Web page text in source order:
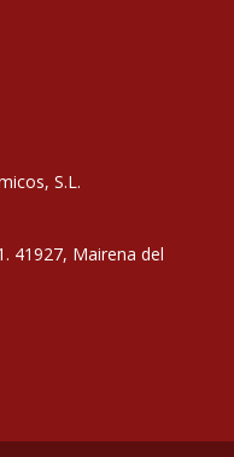
S.L.
41927, Mairena del